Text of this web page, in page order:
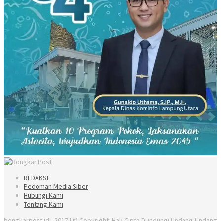
REDAKSI
Pedoman Media Siber
Hubungi Kami
Tentang Kami